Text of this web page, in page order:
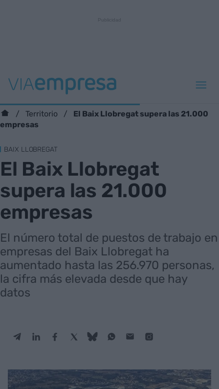
Territorio
El Baix Llobregat supera las 21.000
empresas
BAIX LLOBREGAT
El Baix Llobregat
supera las 21.000
empresas
El número total de puestos de trabajo en
empresas del Baix Llobregat ha
aumentado hasta las 256.970 personas,
la cifra más elevada desde que hay
datos